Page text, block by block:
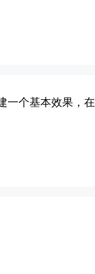
一个基本效果，